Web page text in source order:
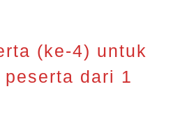
(ke-4) untuk
dari 1